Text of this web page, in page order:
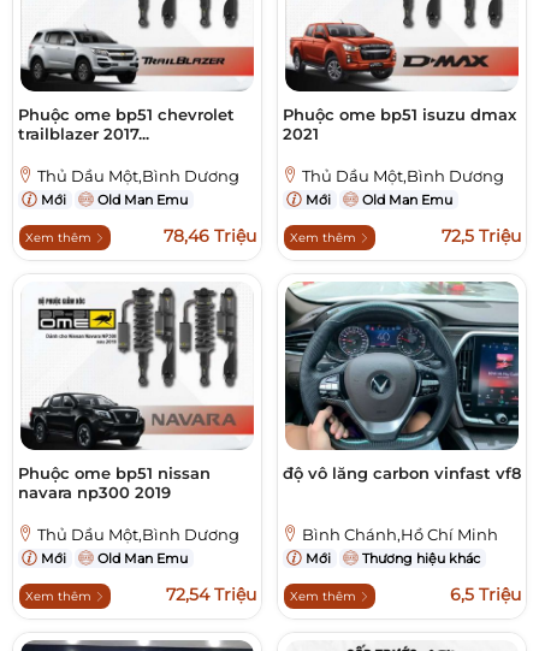
Phuộc ome bp51 chevrolet
trailblazer 2017...
Thủ Dầu Một,Bình Dương
Mới Old Man Emu
Xem thêm 78,46 Triệu
Phuộc ome bp51 isuzu dmax
2021
Thủ Dầu Một,Bình Dương
Mới Old Man Emu
Xem thêm 72,5 Triệu
Phuộc ome bp51 nissan
navara np300 2019
Thủ Dầu Một,Bình Dương
Mới Old Man Emu
Xem thêm 72,54 Triệu
độ vô lăng carbon vinfast vf8
Bình Chánh,Hồ Chí Minh
Mới Thương hiệu khác
Xem thêm 6,5 Triệu